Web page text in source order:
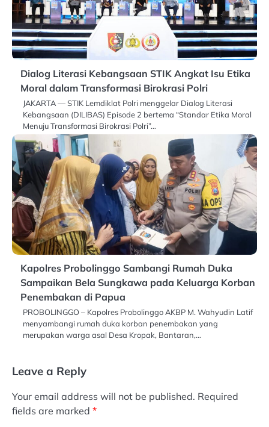
Dialog Literasi Kebangsaan STIK Angkat Isu Etika
Moral dalam Transformasi Birokrasi Polri
JAKARTA — STIK Lemdiklat Polri menggelar Dialog Literasi
Kebangsaan (DILIBAS) Episode 2 bertema “Standar Etika Moral
Menuju Transformasi Birokrasi Polri”…
Kapolres Probolinggo Sambangi Rumah Duka
Sampaikan Bela Sungkawa pada Keluarga Korban
Penembakan di Papua
PROBOLINGGO – Kapolres Probolinggo AKBP M. Wahyudin Latif
menyambangi rumah duka korban penembakan yang
merupakan warga asal Desa Kropak, Bantaran,…
Leave a Reply
Your email address will not be published. Required
fields are marked *